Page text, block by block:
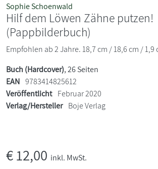
Sophie Schoenwald
Hilf dem Löwen Zähne putzen!
(Pappbilderbuch)
Empfohlen ab 2 Jahre. 18,7 cm / 18,6 cm / 1,9
Buch (Hardcover), 26 Seiten
EAN 9783414825612
Veröffentlicht Februar 2020
Verlag/Hersteller Boje Verlag
€12,00 inkl. MwSt.